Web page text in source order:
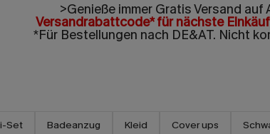
>Genieße immer Gratis Versand auf
Versandrabattcode* für nächste
*Für Bestellungen nach DE&AT. Nicht
Set Badeanzug Kleid Cover ups